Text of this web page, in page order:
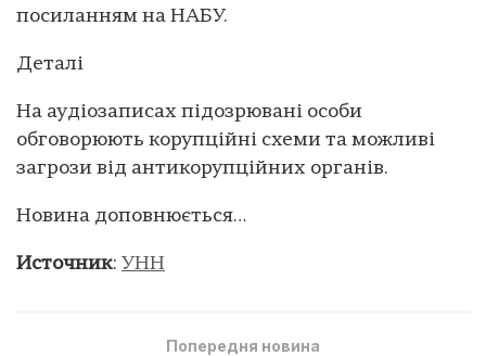
посиланням на НАБУ.
Деталі
На аудіозаписах підозрювані особи
обговорюють корупційні схеми та можливі
загрози від антикорупційних органів.
Новина доповнюється…
Источник: УНН
Попередня новина